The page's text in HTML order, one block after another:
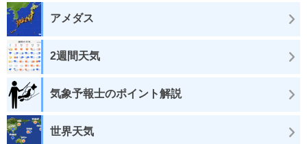
アメダス
2週間天気
気象予報士のポイント解説
世界天気